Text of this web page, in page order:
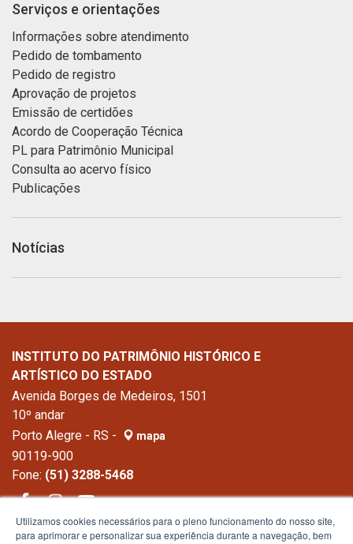
Serviços e orientações
Informações sobre atendimento
Pedido de tombamento
Pedido de registro
Aprovação de projetos
Emissão de certidões
Acordo de Cooperação Técnica
PL para Patrimônio Municipal
Consulta ao acervo físico
Publicações
Notícias
INSTITUTO DO PATRIMÔNIO HISTÓRICO E
ARTÍSTICO DO ESTADO
Avenida Borges de Medeiros, 1501
10º andar
Porto Alegre - RS -
mapa
90119-900
Fone: (51) 3288-5468
Utilizamos cookies necessários para o pleno funcionamento do nosso site,
para aprimorar e personalizar sua experiência durante a navegação, bem